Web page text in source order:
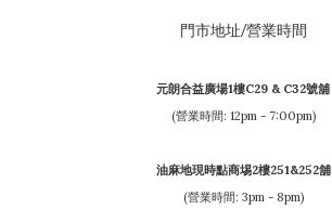
門市地址/營業時間
元朗合益廣場1樓C29 & C32號舖
(營業時間: 12pm - 7:00pm)
油麻地現時點商埸2樓251&252舖
(營業時間: 3pm - 8pm)